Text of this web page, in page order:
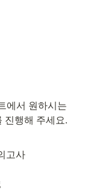
에서 원하시는
고사